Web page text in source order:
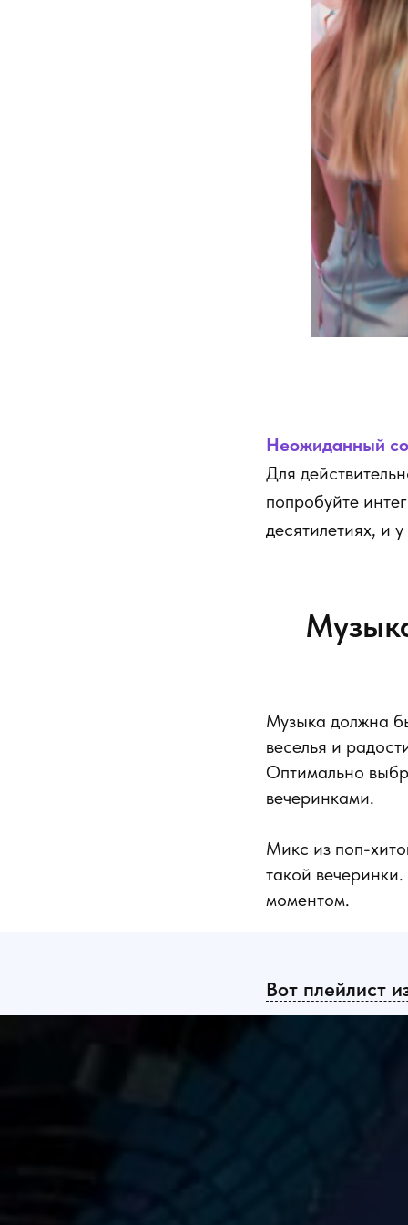
Неожиданный
Для
попробуйте
десятилетиях, и
Музыка должна
веселья и
Оптимально
вечеринками.
Микс из поп-
такой
моментом.
Вот плейлист